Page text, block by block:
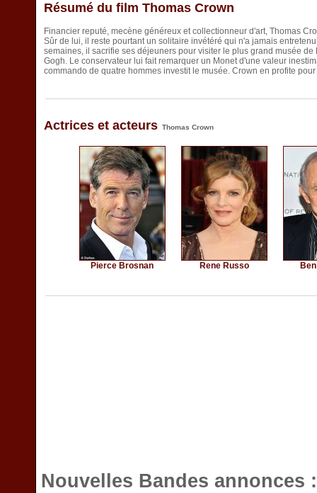
Résumé du film Thomas Crown
Financier reputé, mecène généreux et collectionneur d'art, Thomas
Sûr de lui, il reste pourtant un solitaire invétéré qui n'a jamais
semaines, il sacrifie ses déjeuners pour visiter le plus grand musée
Gogh. Le conservateur lui fait remarquer un Monet d'une valeur
commando de quatre hommes investit le musée. Crown en profite
Actrices et acteurs Thomas Crown
Pierce Brosnan Rene Russo
Nouvelles Bandes annonces